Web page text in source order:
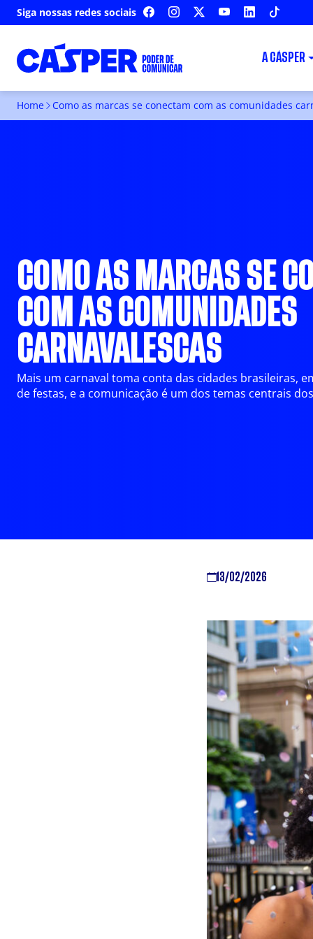
Siga nossas redes sociais FACEBOOKINSTAGRAM YOUTUBELINKEDIN
A CÁSPER
Home Como as marcas se conectam com as comunidades
COMO AS MARCAS SE
COM AS COMUNIDADES
CARNAVALESCAS
Mais um carnaval toma conta das cidades brasileiras,
de festas, e a comunicação é um dos temas centrais
13/02/2026